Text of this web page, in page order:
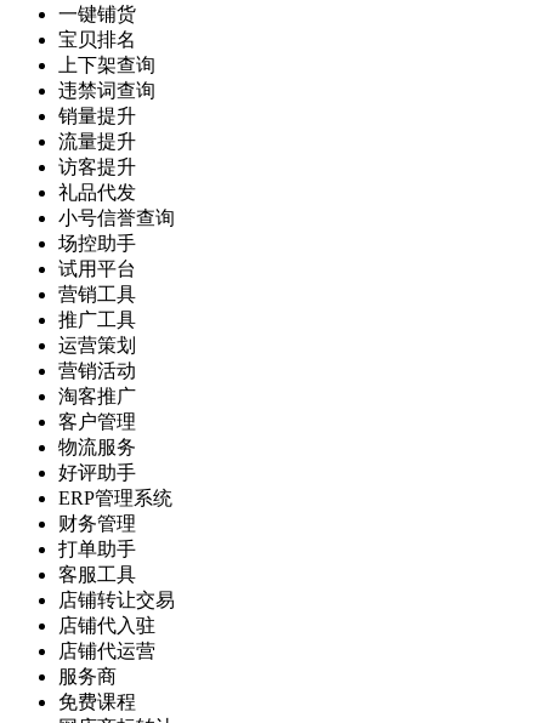
一键铺货
宝贝排名
上下架查询
违禁词查询
销量提升
流量提升
访客提升
礼品代发
小号信誉查询
场控助手
试用平台
营销工具
推广工具
运营策划
营销活动
淘客推广
客户管理
物流服务
好评助手
ERP管理系统
财务管理
打单助手
客服工具
店铺转让交易
店铺代入驻
店铺代运营
服务商
免费课程